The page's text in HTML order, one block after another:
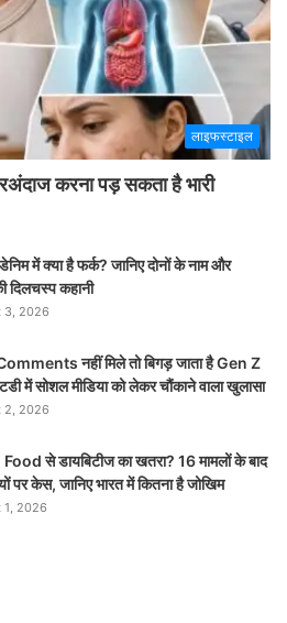
लाइफस्टाइल
करना पड़ सकता है भारी
में क्या है फर्क? जानिए दोनों के नाम और
दिलचस्प कहानी
3, 2026
नहीं मिले तो बिगड़ जाता है Gen Z
में सोशल मीडिया को लेकर चौंकाने वाला खुलासा
2, 2026
से डायबिटीज का खतरा? 16 मामलों के बाद
पर केस, जानिए भारत में कितना है जोखिम
1, 2026